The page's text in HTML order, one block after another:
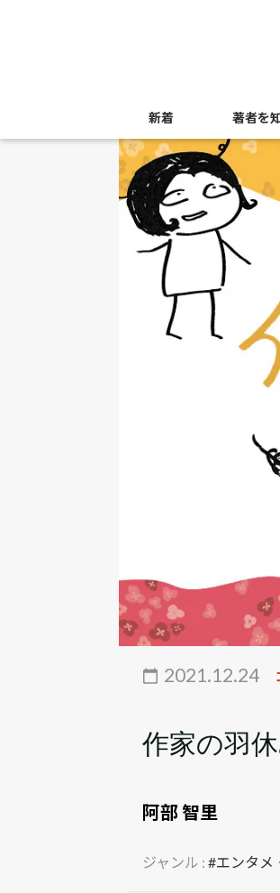
新着 著者を
2021.12.24
作家の羽
阿部 智里
ジャンル : #エンタメ